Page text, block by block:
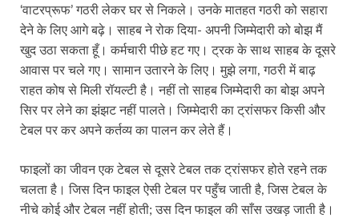
‘वाटरप्रूफ’ गठरी लेकर घर से निकले। उनके मातहत गठरी को सहारा
देने के लिए आगे बढ़े। साहब ने रोक दिया- अपनी जिम्मेदारी को बोझ मैं
खुद उठा सकता हूँ। कर्मचारी पीछे हट गए। ट्रक के साथ साहब के दूसरे
आवास पर चले गए। सामान उतारने के लिए। मुझे लगा, गठरी में बाढ़
राहत कोष से मिली रॉयल्टी है। नहीं तो साहब जिम्मेदारी का बोझ अपने
सिर पर लेने का झंझट नहीं पालते। जिम्मेदारी का ट्रांसफर किसी और
टेबल पर कर अपने कर्तव्य का पालन कर लेते हैं।
फाइलों का जीवन एक टेबल से दूसरे टेबल तक ट्रांसफर होते रहने तक
चलता है। जिस दिन फाइल ऐसी टेबल पर पहुँच जाती है, जिस टेबल के
नीचे कोई और टेबल नहीं होती; उस दिन फाइल की साँस उखड़ जाती है।